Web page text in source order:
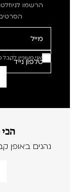
הרשמו
אני מעוניין
נהנים באופן